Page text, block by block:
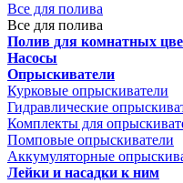
Все для полива
Все для полива
Полив для комнатных
Насосы
Опрыскиватели
Курковые опрыскиватели
Гидравлические
Комплекты для
Помповые опрыскиватели
Аккумуляторные
Лейки и насадки к ним